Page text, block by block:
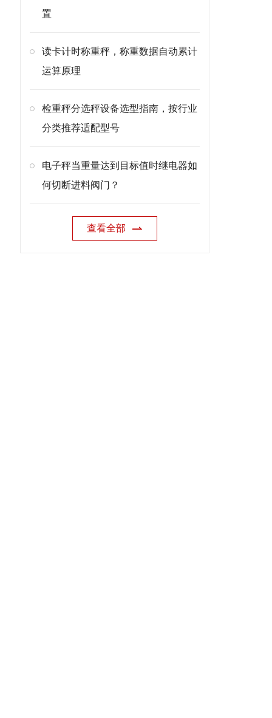
置
读卡计时称重秤，称重数据自动累计
运算原理
检重秤分选秤设备选型指南，按行业
分类推荐适配型号
电子秤当重量达到目标值时继电器如
何切断进料阀门？
查看全部